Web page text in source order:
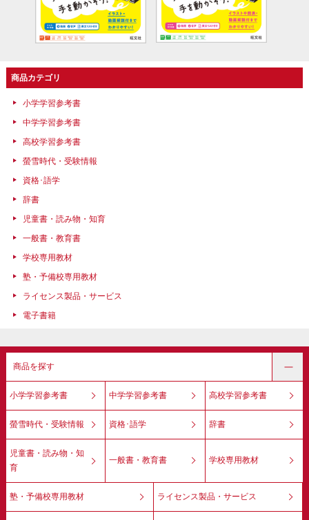
商品カテゴリ
小学学習参考書
中学学習参考書
高校学習参考書
螢雪時代・受験情報
資格･語学
辞書
児童書・読み物・知育
一般書・教育書
学校専用教材
塾・予備校専用教材
ライセンス製品・サービス
電子書籍
商品を探す
小学学習参考書 中学学習参考書 高校学習参考書
螢雪時代・受験情報 資格･語学 辞書
児童書・読み物・知
育
一般書・教育書 学校専用教材
塾・予備校専用教材 ライセンス製品・サービス